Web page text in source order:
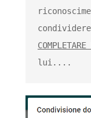
lui....